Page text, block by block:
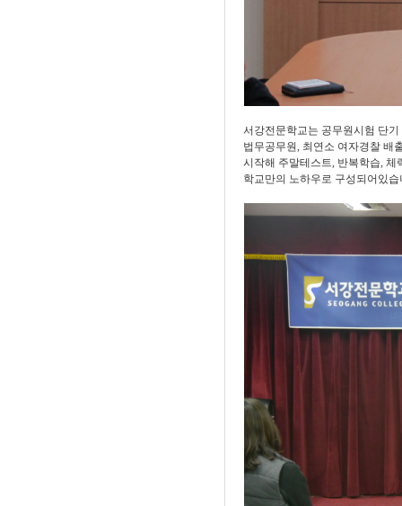
서강전문학교는 공무원시험 단
법무공무원, 최연소 여자경찰 배
시작해 주말테스트, 반복학습,체
학교만의 노하우로 구성되어있